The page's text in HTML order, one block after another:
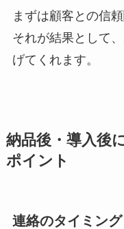
まずは顧客との信
それが結果として
げてくれます。
納品後・導入後
ポイント
連絡のタイミン